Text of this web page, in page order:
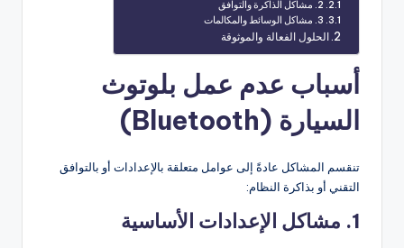
2. مشاكل الذاكرة والتوافق
3. مشاكل الوسائط والمكالمات
الحلول الفعالة والموثوقة
أسباب عدم عمل بلوتوث
السيارة (Bluetooth)
تنقسم المشاكل عادةً إلى عوامل متعلقة بالإعدادات أو بالتوافق
التقني أو بذاكرة النظام:
1. مشاكل الإعدادات الأساسية